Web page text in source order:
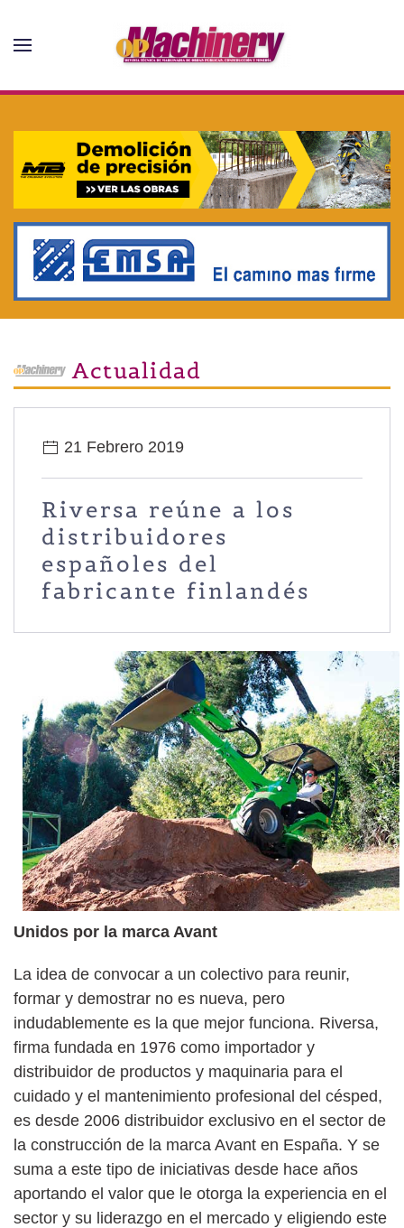
Skip to main content
Actualidad
21 Febrero 2019
Riversa reúne a los
distribuidores
españoles del
fabricante finlandés
Unidos por la marca Avant
La idea de convocar a un colectivo para reunir,
formar y demostrar no es nueva, pero
indudablemente es la que mejor funciona. Riversa,
firma fundada en 1976 como importador y
distribuidor de productos y maquinaria para el
cuidado y el mantenimiento profesional del césped,
es desde 2006 distribuidor exclusivo en el sector de
la construcción de la marca Avant en España. Y se
suma a este tipo de iniciativas desde hace años
aportando el valor que le otorga la experiencia en el
sector y su liderazgo en el mercado y eligiendo este